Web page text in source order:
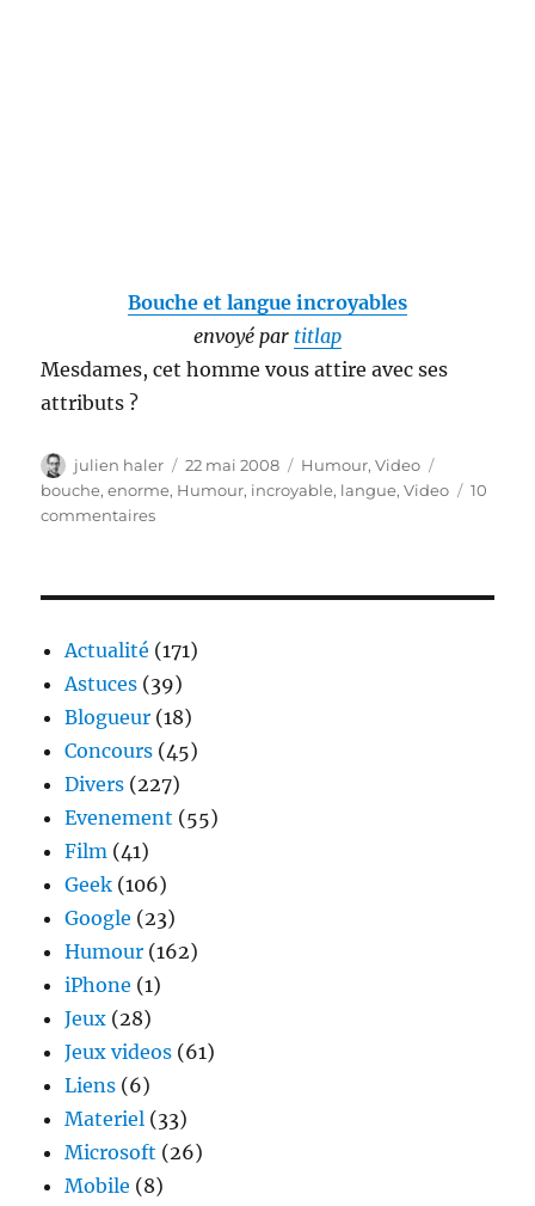
Bouche et langue incroyables
envoyé par titlap
Mesdames, cet homme vous attire avec ses
attributs ?
Auteur
julien haler
Publié
le
22 mai 2008 Catégories
Humour,Video
bouche,enorme, Humour, incroyable, langue,Video
10
commentairessur
sa
poche
Actualité (171)
Astuces (39)
Blogueur (18)
Concours (45)
Divers (227)
Evenement (55)
Film (41)
Geek (106)
Google (23)
Humour (162)
iPhone (1)
Jeux (28)
Jeux videos (61)
Liens (6)
Materiel (33)
Microsoft (26)
Mobile (8)